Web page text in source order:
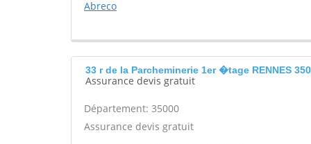
Abreco
33 r de la Parcheminerie 1er �tage RENNES
Assurance devis gratuit
Département: 35000
Assurance devis gratuit